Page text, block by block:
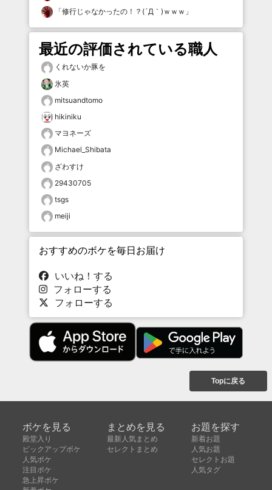
「修行じゃなかったの！？(´Д｀)ｗｗｗ 」
最近の評価されている職人
くれないか豚を
氷英
mitsuandtomo
hikiniku
マヨネーズ
Michael_Shibata
ざわすけ
29430705
tsgs
meiji
おすすめのボケを毎日お届け
いいね！する
フォローする
フォローする
Topに戻る
ボケを見る
殿堂入り
ピックアップボケ
人気ボケ
注目ボケ
急上昇ボケ
まとめを見る
最新人気まとめ
セレクトまとめ
お題を探す
新着お題
人気お題
セレクトお題
人気タグ